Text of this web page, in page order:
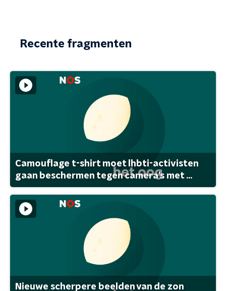
Recente fragmenten
Camouflage t-shirt moet lhbti-activisten
gaan beschermen tegen camera's met ...
Nieuwe scherpere beelden van de zon